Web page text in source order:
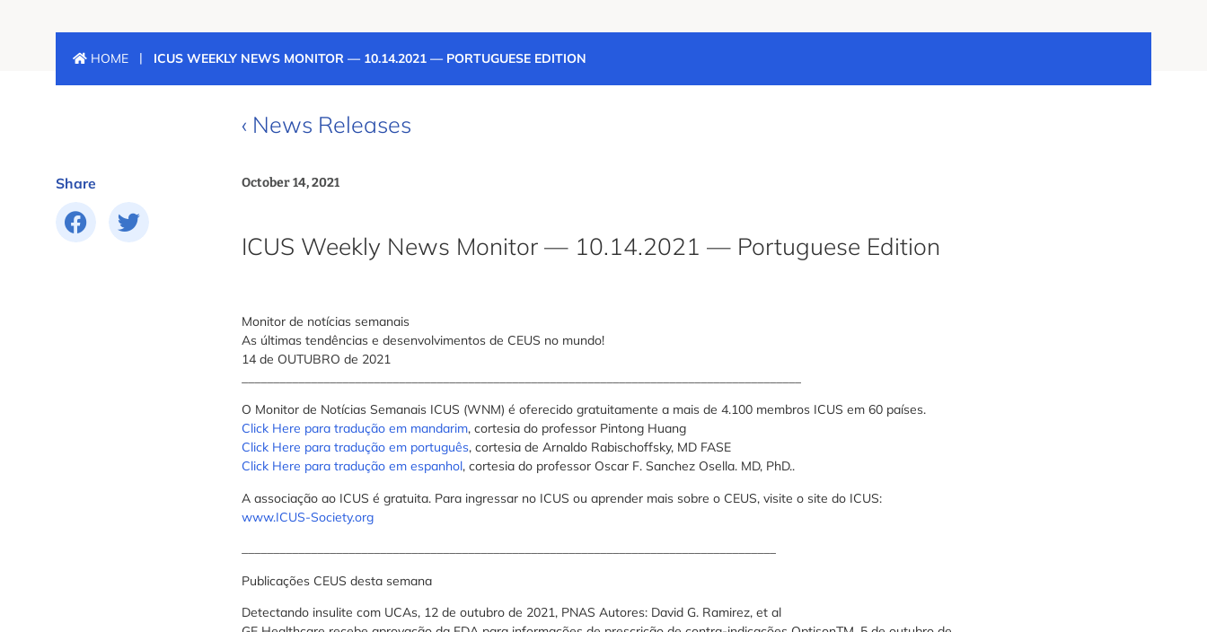
HOME | ICUS WEEKLY NEWS MONITOR — 10.14.2021 — PORTUGUESE EDITION
‹ News Releases
Share October 14, 2021
ICUS Weekly News Monitor — 10.14.2021 — Portuguese Edition
Monitor de notícias semanais
As últimas tendências e desenvolvimentos de CEUS no mundo!
14 de OUTUBRO de 2021
O Monitor de Notícias Semanais ICUS (WNM) é oferecido gratuitamente a mais de 4.100 membros ICUS em 60 países.
Click Here para tradução em mandarim, cortesia do professor Pintong Huang
Click Here para tradução em português, cortesia de Arnaldo Rabischoffsky, MD FASE
Click Here para tradução em espanhol, cortesia do professor Oscar F. Sanchez Osella. MD, PhD..
A associação ao ICUS é gratuita. Para ingressar no ICUS ou aprender mais sobre o CEUS, visite o site do ICUS:
www.ICUS-Society.org
Publicações CEUS desta semana
Detectando insulite com UCAs, 12 de outubro de 2021, PNAS Autores: David G. Ramirez, et al